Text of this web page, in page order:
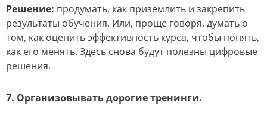
Решение: продумать, как приземлить и закрепить
результаты обучения. Или, проще говоря, думать о
том, как оценить эффективность курса, чтобы понять,
как его менять. Здесь снова будут полезны цифровые
решения.
7. Организовывать дорогие тренинги.